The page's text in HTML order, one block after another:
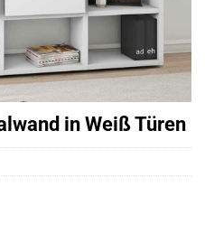
in Weiß Türen